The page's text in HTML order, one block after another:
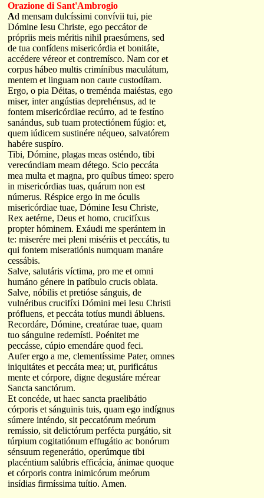
Orazione di Sant'Ambrogio
Ad mensam dulcíssimi convívii tui, pie
Dómine Iesu Christe, ego peccátor de
própriis meis méritis nihil praesúmens, sed
de tua confídens misericórdia et bonitáte,
accédere véreor et contremísco. Nam cor et
corpus hábeo multis crimínibus maculátum,
mentem et linguam non caute custodítam.
Ergo, o pia Déitas, o treménda maiéstas, ego
miser, inter angústias deprehénsus, ad te
fontem misericórdiae recúrro, ad te festíno
sanándus, sub tuam protectiónem fúgio: et,
quem iúdicem sustinére néqueo, salvatórem
habére suspíro.
Tibi, Dómine, plagas meas osténdo, tibi
verecúndiam meam détego. Scio peccáta
mea multa et magna, pro quíbus tímeo: spero
in misericórdias tuas, quárum non est
númerus. Réspice ergo in me óculis
misericórdiae tuae, Dómine Iesu Christe,
Rex aetérne, Deus et homo, crucifíxus
propter hóminem. Exáudi me sperántem in
te: miserére mei pleni misériis et peccátis, tu
qui fontem miseratiónis numquam manáre
cessábis.
Salve, salutáris víctima, pro me et omni
humáno génere in patíbulo crucis oblata.
Salve, nóbilis et pretióse sánguis, de
vulnéribus crucifíxi Dómini mei Iesu Christi
prófluens, et peccáta totíus mundi ábluens.
Recordáre, Dómine, creatúrae tuae, quam
tuo sánguine redemísti. Poénitet me
peccásse, cúpio emendáre quod feci.
Aufer ergo a me, clementíssime Pater, omnes
iniquitátes et peccáta mea; ut, purificátus
mente et córpore, digne degustáre mérear
Sancta sanctórum.
Et concéde, ut haec sancta praelibátio
córporis et sánguinis tuis, quam ego indígnus
súmere inténdo, sit peccatórum meórum
remíssio, sit delictórum perfécta purgátio, sit
túrpium cogitatiónum effugátio ac bonórum
sénsuum regenerátio, operúmque tibi
placéntium salúbris efficácia, ánimae quoque
et córporis contra inimicórum meórum
insídias firmíssima tuítio. Amen.